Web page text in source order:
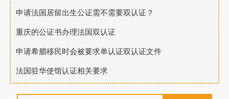
申请法国居留出生公证需不需要双认证？
重庆的公证书办理法国双认证
申请希腊移民时会被要求单认证双认证文件
法国驻华使馆认证相关要求